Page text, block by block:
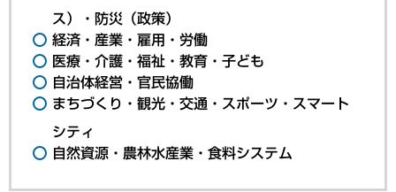
ス）・防災（政策）
経済・産業・雇用・労働
医療・介護・福祉・教育・子ども
自治体経営・官民協働
まちづくり・観光・交通・スポーツ・スマート
シティ
自然資源・農林水産業・食料システム